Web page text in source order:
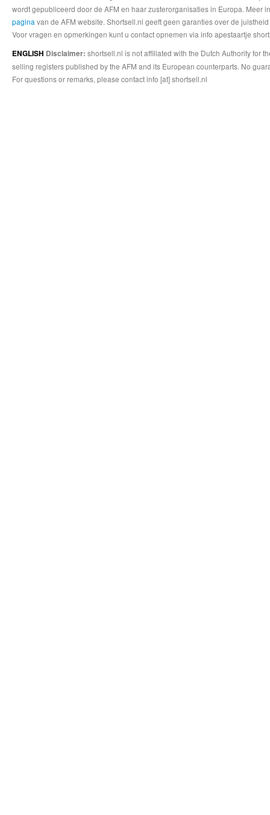
wordt gepubliceerd door de AFM en haar zusterorganisaties in Europa.
pagina van de AFM website. Shortsell.nl geeft geen garanties over de
Voor vragen en opmerkingen kunt u contact opnemen via info apestaartje
ENGLISH Disclaimer: shortsell.nl is not affiliated with the Dutch Authority for
selling registers published by the AFM and its European counterparts. No
For questions or remarks, please contact info [at] shortsell.nl